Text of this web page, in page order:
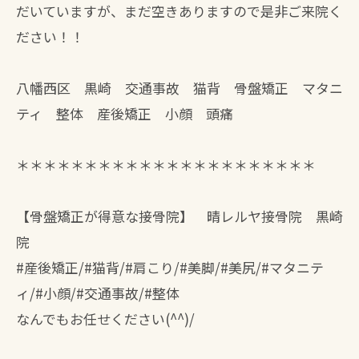
だいていますが、まだ空きありますので是非ご来院く
ださい！！
八幡西区 黒崎 交通事故 猫背 骨盤矯正 マタニ
ティ 整体 産後矯正 小顔 頭痛
＊＊＊＊＊＊＊＊＊＊＊＊＊＊＊＊＊＊＊＊＊＊
【骨盤矯正が得意な接骨院】 晴レルヤ接骨院 黒崎
院
#産後矯正/#猫背/#肩こり/#美脚/#美尻/#マタニテ
ィ/#小顔/#交通事故/#整体
なんでもお任せください(^^)/